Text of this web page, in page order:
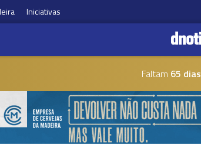
Iniciativas
Faltam 65 dias